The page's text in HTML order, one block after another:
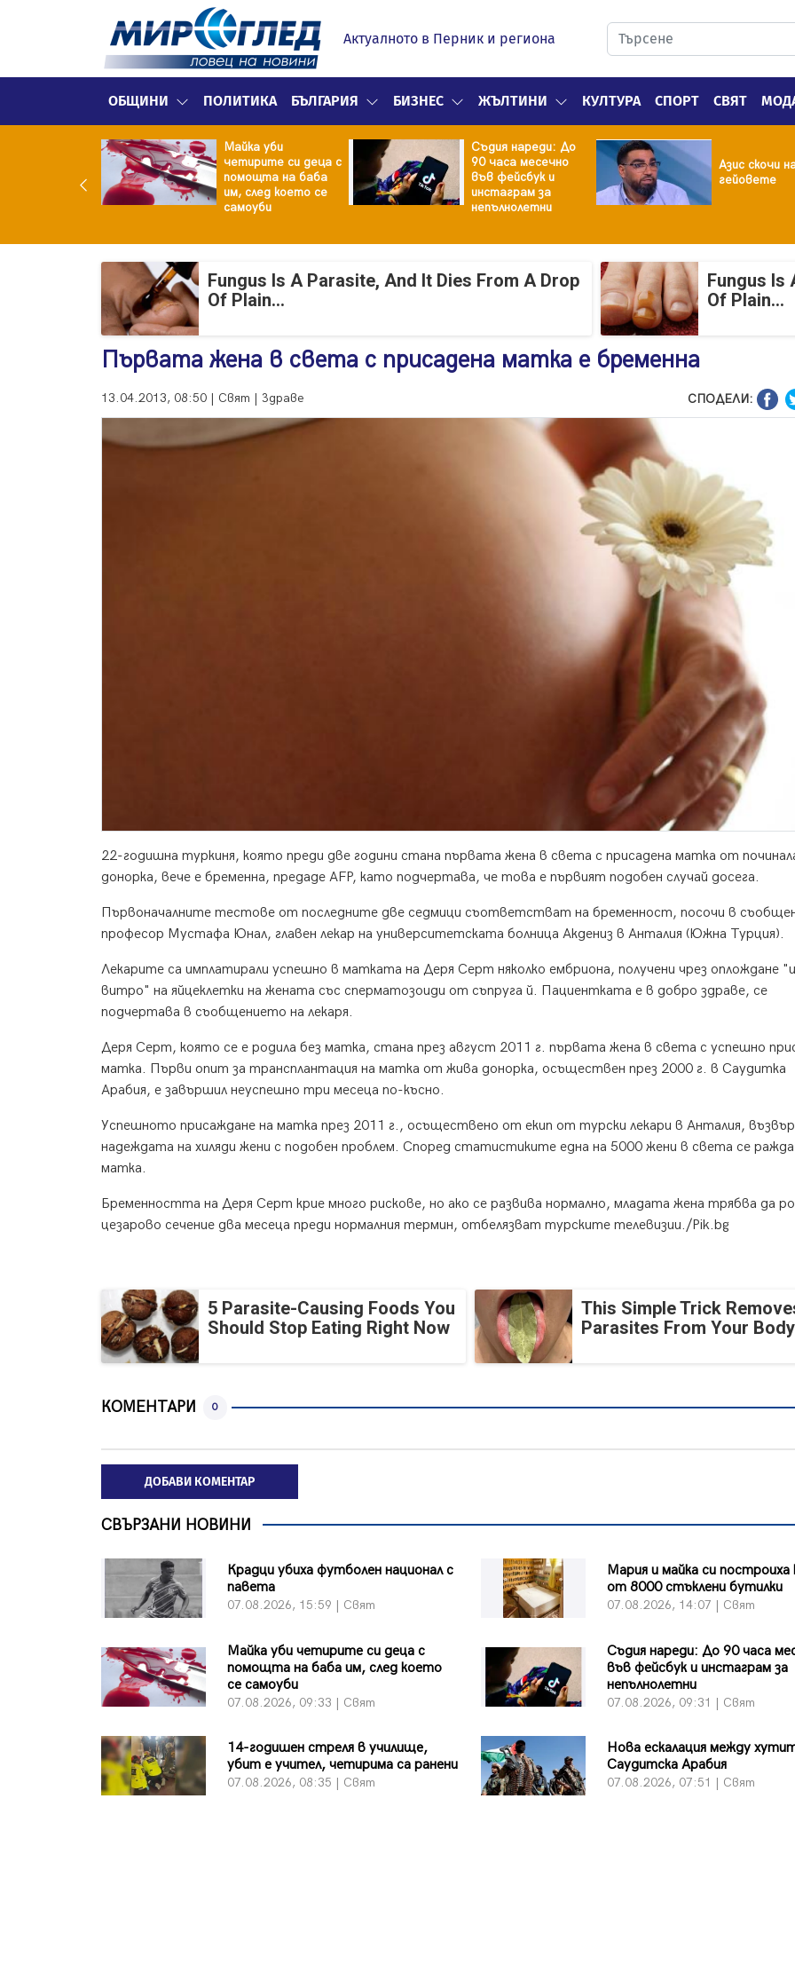
Актуалното в Перник и региона
ОБЩИНИ ПОЛИТИКА БЪЛГАРИЯ БИЗНЕС ЖЪЛТИНИ КУЛТУРА СПОРТ СВЯТ
и полово
Майка уби
четирите си деца с
помощта на баба
им, след което се
самоуби
Съдия нареди: До
90 часа месечно
във фейсбук и
инстаграм за
непълнолетни
Азис скочи
гейовете
Fungus Is A Parasite, And It Dies From A Drop
Of Plain...
Fungus Is
Of Plain...
Първата жена в света с присадена матка е бременна
13.04.2013, 08:50 | Свят | Здраве СПОДЕЛИ:
22-годишна туркиня, която преди две години стана първата жена в света с присадена матка от
донорка, вече е бременна, предаде AFP, като подчертава, че това е първият подобен случай досега.
Първоначалните тестове от последните две седмици съответстват на бременност, посочи в
професор Мустафа Юнал, главен лекар на университетската болница Акдениз в Анталия (Южна Турция).
Лекарите са имплатирали успешно в матката на Деря Серт няколко ембриона, получени чрез оплождане
витро" на яйцеклетки на жената със сперматозоиди от съпруга й. Пациентката е в добро здраве, се
подчертава в съобщението на лекаря.
Деря Серт, която се е родила без матка, стана през август 2011 г. първата жена в света с успешно
матка. Първи опит за трансплантация на матка от жива донорка, осъществен през 2000 г. в Саудитка
Арабия, е завършил неуспешно три месеца по-късно.
Успешното присаждане на матка през 2011 г., осъществено от екип от турски лекари в Анталия,
надеждата на хиляди жени с подобен проблем. Според статистиките една на 5000 жени в света се ражда
матка.
Бременността на Деря Серт крие много рискове, но ако се развива нормално, младата жена трябва да
цезарово сечение два месеца преди нормалния термин, отбелязват турските телевизии./Pik.bg
5 Parasite-Causing Foods You
Should Stop Eating Right Now
This Simple Trick
Parasites From Your
КОМЕНТАРИ 0
ДОБАВИ КОМЕНТАР
СВЪРЗАНИ НОВИНИ
Крадци убиха футболен национал с
павета
07.08.2026, 15:59 | Свят
Мария и майка си
от 8000 стъклени бутилки
07.08.2026, 14:07 | Свят
Майка уби четирите си деца с
помощта на баба им, след което
се самоуби
07.08.2026, 09:33 | Свят
Съдия нареди: До 90 часа
във фейсбук и инстаграм за
непълнолетни
07.08.2026, 09:31 | Свят
14-годишен стреля в училище,
убит е учител, четирима са ранени
07.08.2026, 08:35 | Свят
Нова ескалация между
Саудитска Арабия
07.08.2026, 07:51 | Свят